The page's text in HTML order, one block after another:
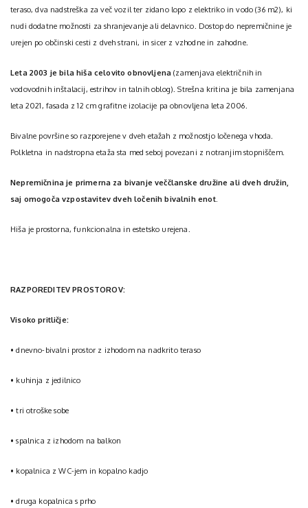
teraso, dva nadstreška za več vozil ter zidano lopo z elektriko in vodo (36 m2), ki
nudi dodatne možnosti za shranjevanje ali delavnico. Dostop do nepremičnine je
urejen po občinski cesti z dveh strani, in sicer z vzhodne in zahodne.
Leta 2003 je bila hiša celovito obnovljena (zamenjava električnih in
vodovodnih inštalacij, estrihov in talnih oblog). Strešna kritina je bila zamenjana
leta 2021, fasada z 12 cm grafitne izolacije pa obnovljena leta 2006.
Bivalne površine so razporejene v dveh etažah z možnostjo ločenega vhoda.
Polkletna in nadstropna etaža sta med seboj povezani z notranjim stopniščem.
Nepremičnina je primerna za bivanje veččlanske družine ali dveh družin,
saj omogoča vzpostavitev dveh ločenih bivalnih enot.
Hiša je prostorna, funkcionalna in estetsko urejena.
RAZPOREDITEV PROSTOROV:
Visoko pritličje:
• dnevno-bivalni prostor z izhodom na nadkrito teraso
• kuhinja z jedilnico
• tri otroške sobe
• spalnica z izhodom na balkon
• kopalnica z WC-jem in kopalno kadjo
• druga kopalnica s prho